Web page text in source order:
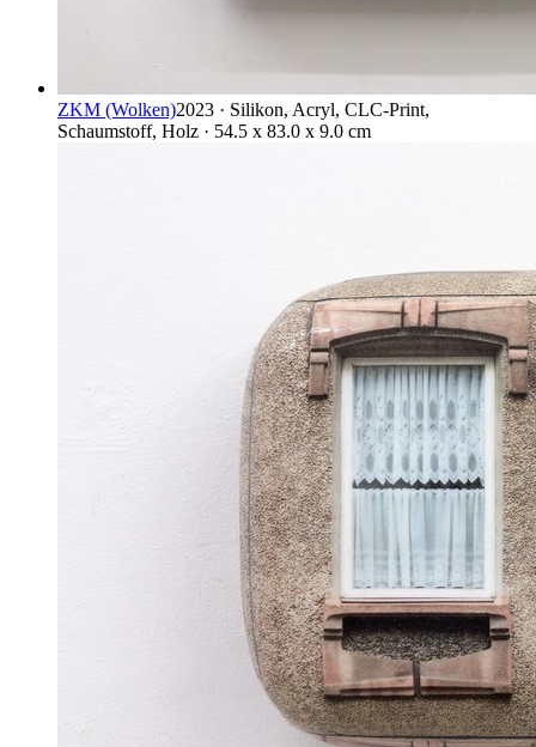
ZKM (Wolken)2023 · Silikon, Acryl, CLC-Print,
Schaumstoff, Holz · 54.5 x 83.0 x 9.0 cm